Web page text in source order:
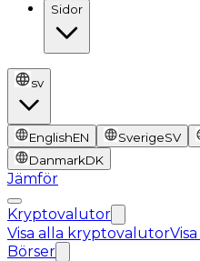
Sidor
sv
EnglishEN SverigeSV
DanmarkDK
Jämför
Kryptovalutor
Visa alla kryptovalutor
Börser